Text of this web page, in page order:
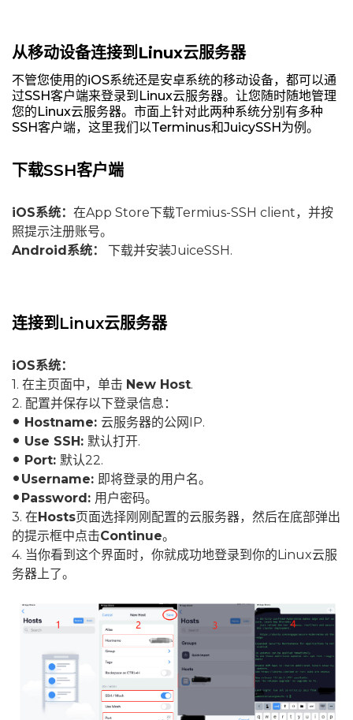
从移动设备连接到Linux云服务器
不管您使用的iOS系统还是安卓系统的移动设备，都可以通
过SSH客户端来登录到Linux云服务器。让您随时随地管理
您的Linux云服务器。市面上针对此两种系统分别有多种
SSH客户端，这里我们以Terminus和JuicySSH为例。
下载SSH客户端
iOS系统： 在App Store下载Termius-SSH client，并按
照提示注册账号。
Android系统：
下载并安装JuiceSSH.
连接到Linux云服务器
iOS系统：
1. 在主页面中，单击 New Host.
2. 配置并保存以下登录信息：
fiber_manual_record Hostname: 云服务器的公网IP.
fiber_manual_record Use SSH: 默认打开.
fiber_manual_record Port: 默认22.
fiber_manual_record Username: 即将登录的用户名。
fiber_manual_record Password: 用户密码。
3. 在Hosts页面选择刚刚配置的云服务器，然后在底部弹出
的提示框中点击Continue。
4. 当你看到这个界面时，你就成功地登录到你的Linux云服
务器上了。